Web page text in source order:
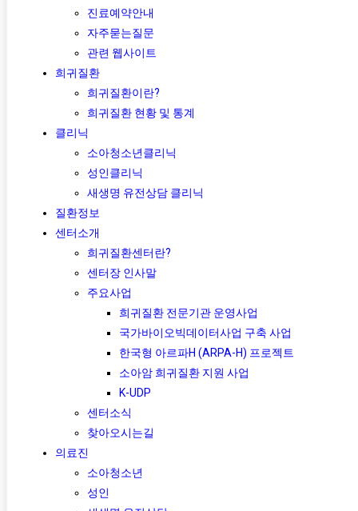
진료예약안내
자주묻는질문
관련 웹사이트
희귀질환
희귀질환이란?
희귀질환 현황 및 통계
클리닉
소아청소년클리닉
성인클리닉
새생명 유전상담 클리닉
질환정보
센터소개
희귀질환센터란?
센터장 인사말
주요사업
희귀질환 전문기관 운영사업
국가바이오빅데이터사업 구축 사업
한국형 아르파H (ARPA-H) 프로젝트​
소아암 희귀질환 지원 사업
K-UDP
센터소식
찾아오시는길
의료진
소아청소년
성인